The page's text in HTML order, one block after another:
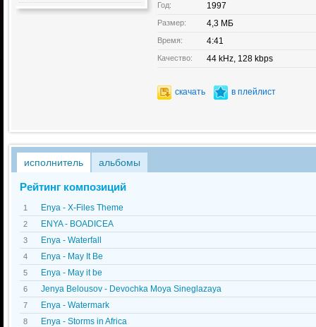
Год: 1997
Размер: 4,3 МБ
Время: 4:41
Качество: 44 kHz, 128 kbps
скачать в плейлист
исполнитель альбомы
Рейтинг композиций
1 Enya - X-Files Theme
2 ENYA - BOADICEA
3 Enya - Waterfall
4 Enya - May It Be
5 Enya - May it be
6 Jenya Belousov - Devochka Moya Sineglazaya
7 Enya - Watermark
8 Enya - Storms in Africa